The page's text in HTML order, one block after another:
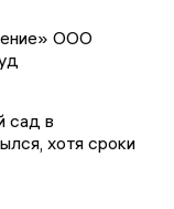
ООО
сад в
хотя сроки